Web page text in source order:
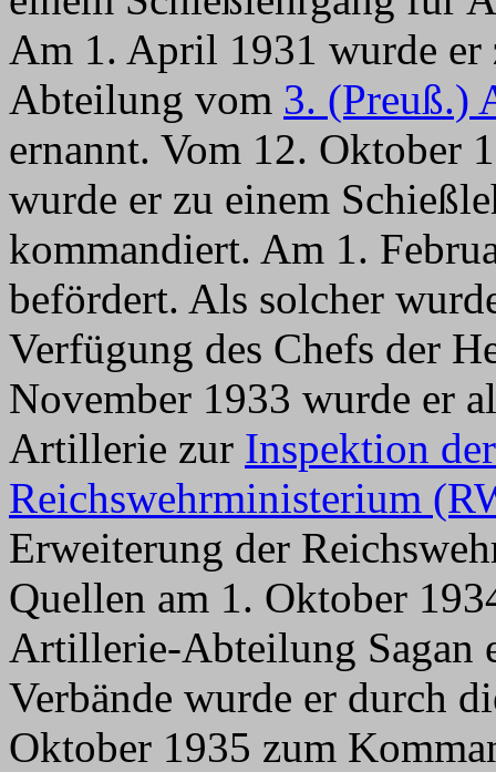
Am 1. April 1931 wurde er
Abteilung vom 3. (Preuß.)
ernannt. Vom 12. Oktober
wurde er zu einem
kommandiert. Am 1.
befördert. Als solcher
Verfügung des Chefs der
November 1933 wurde er
Artillerie zur Inspektion
Reichswehrministerium
Erweiterung der
Quellen am 1. Oktober
Artillerie-Abteilung Sagan
Verbände wurde er durch
Oktober 1935 zum